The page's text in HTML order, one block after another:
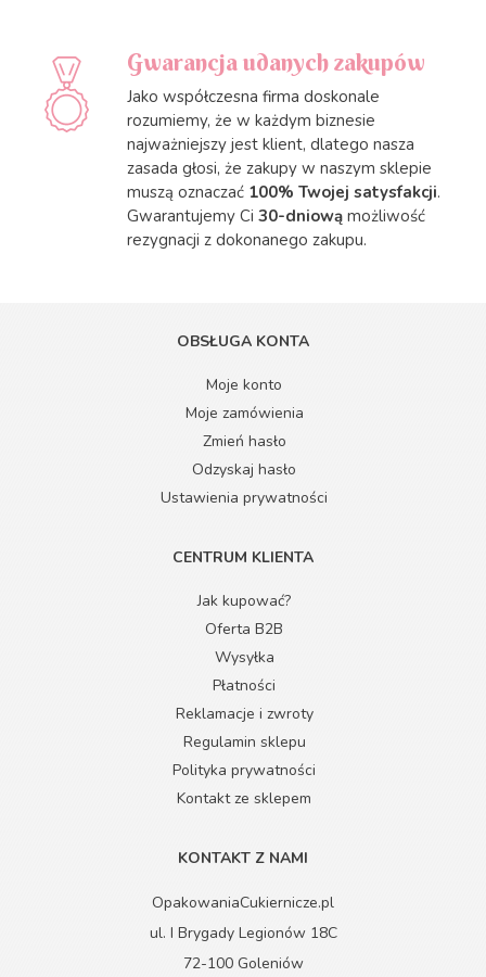
Gwarancja udanych zakupów
Jako współczesna firma doskonale
rozumiemy, że w każdym biznesie
najważniejszy jest klient, dlatego nasza
zasada głosi, że zakupy w naszym sklepie
muszą oznaczać 100% Twojej satysfakcji.
Gwarantujemy Ci30-dniową możliwość
rezygnacji z dokonanego zakupu.
OBSŁUGA KONTA
Moje konto
Moje zamówienia
Zmień hasło
Odzyskaj hasło
Ustawienia prywatności
CENTRUM KLIENTA
Jak kupować?
Oferta B2B
Wysyłka
Płatności
Reklamacje i zwroty
Regulamin sklepu
Polityka prywatności
Kontakt ze sklepem
KONTAKT Z NAMI
OpakowaniaCukiernicze.pl
ul. I Brygady Legionów 18C
72-100 Goleniów